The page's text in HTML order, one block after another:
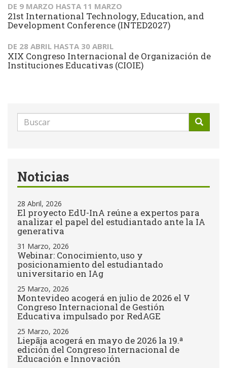
DE 9 MARZO HASTA 11 MARZO
21st International Technology, Education, and
Development Conference (INTED2027)
DE 28 ABRIL HASTA 30 ABRIL
XIX Congreso Internacional de Organización de
Instituciones Educativas (CIOIE)
Formulario
de
Noticias
28 Abril, 2026
El proyecto EdU-InA reúne a expertos para
analizar el papel del estudiantado ante la IA
generativa
31 Marzo, 2026
Webinar: Conocimiento, uso y
posicionamiento del estudiantado
universitario en IAg
25 Marzo, 2026
Montevideo acogerá en julio de 2026 el V
Congreso Internacional de Gestión
Educativa impulsado por RedAGE
25 Marzo, 2026
Liepāja acogerá en mayo de 2026 la 19.ª
edición del Congreso Internacional de
Educación e Innovación